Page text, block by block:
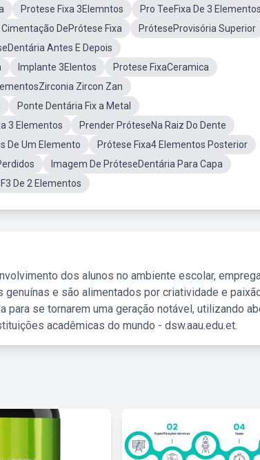
Protese Fixa 3Elemntos
Pro TeeFixa De 3 Elementos
Cimentação DePrótese Fixa
PróteseProvisória Superior
Antes E Depois
Implante 3Elentos
Protese FixaCeramica
Zircon Zan
Ponte Dentária Fix a Metal
3 Elementos
Prender PróteseNa Raiz Do Dente
De Um Elemento
Prótese Fixa4 Elementos Posterior
Imagem De PróteseDentária Para Capa
De 2 Elementos
dos alunos no ambiente escolar,
e são alimentados por criatividade e
se tornarem uma geração notável, utilizando
acadêmicas do mundo - dsw.aau.edu.et.